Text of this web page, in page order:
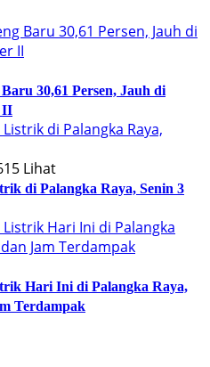
30,61 Persen, Jauh di
II
15 Lihat
di Palangka Raya, Senin 3
Hari Ini di Palangka Raya,
Terdampak